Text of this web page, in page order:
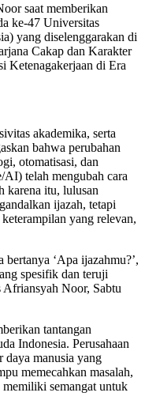
saat memberikan
ke-47 Universitas
yang diselenggarakan di
Cakap dan Karakter
Ketenagakerjaan di Era
akademika, serta
bahwa perubahan
otomatisasi, dan
telah mengubah cara
karena itu, lulusan
ijazah, tetapi
yang relevan,
‘Apa ijazahmu?’,
spesifik dan teruji
Afriansyah Noor, Sabtu
tantangan
Indonesia. Perusahaan
daya manusia yang
memecahkan masalah,
memiliki semangat untuk